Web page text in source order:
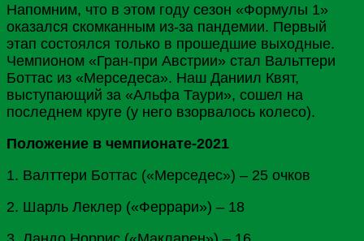
Напомним, что в этом году сезон «Формулы 1»
оказался скомканным из-за пандемии. Первый
этап состоялся только в прошедшие выходные.
Чемпионом «Гран-при Австрии» стал Вальттери
Боттас из «Мерседеса». Наш Даниил Квят,
выступающий за «Альфа Таури», сошел на
последнем круге (у него взорвалось колесо).
Положение в чемпионате-2021
1. Валттери Боттас («Мерседес») – 25 очков
2. Шарль Леклер («Феррари») – 18